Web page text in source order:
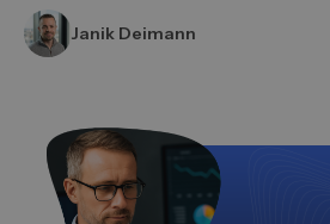
Janik Deimann